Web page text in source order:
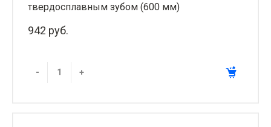
твердосплавным зубом (600 мм)
942 руб.
- +